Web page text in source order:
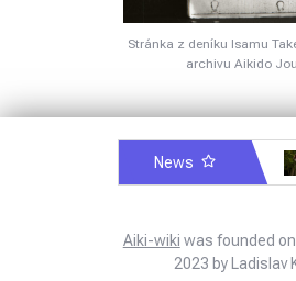
Stránka z deníku Isamu
archivu Aikido
News
Aiki-wiki was founded
2023 by Ladislav